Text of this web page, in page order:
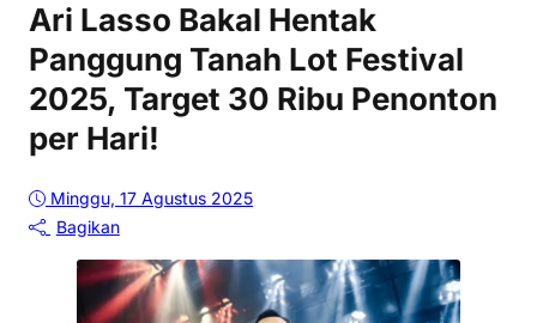
Ari Lasso Bakal Hentak
Panggung Tanah Lot Festival
2025, Target 30 Ribu Penonton
per Hari!
Minggu, 17 Agustus 2025
Bagikan